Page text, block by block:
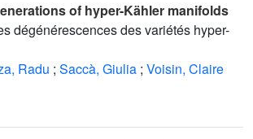
of hyper-Kähler manifolds
dégénérescences des variétés hyper-
Radu ; Saccà, Giulia ; Voisin, Claire